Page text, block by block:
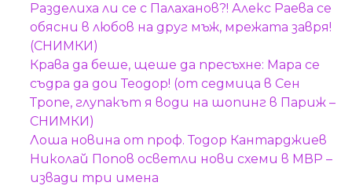
Разделиха ли се с Палаханов?! Алекс Раева се
обясни в любов на друг мъж, мрежата завря!
(СНИМКИ)
Крава да беше, щеше да пресъхне: Мара се
съдра да дои Теодор! (от седмица в Сен
Тропе, глупакът я води на шопинг в Париж –
СНИМКИ)
Лоша новина от проф. Тодор Кантарджиев
Николай Попов осветли нови схеми в МВР –
извади три имена